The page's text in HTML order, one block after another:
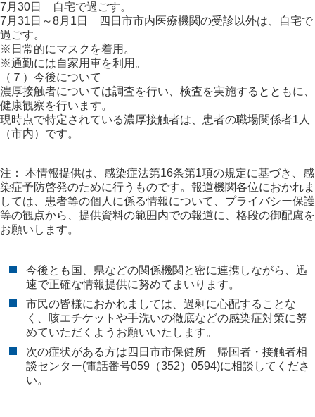
7月30日 自宅で過ごす。
7月31日～8月1日 四日市市内医療機関の受診以外は、自宅で
過ごす。
※日常的にマスクを着用。
※通勤には自家用車を利用。
（７）今後について
濃厚接触者については調査を行い、検査を実施するとともに、
健康観察を行います。
現時点で特定されている濃厚接触者は、患者の職場関係者1人
（市内）です。
注： 本情報提供は、感染症法第16条第1項の規定に基づき、感
染症予防啓発のために行うものです。報道機関各位におかれま
しては、患者等の個人に係る情報について、プライバシー保護
等の観点から、提供資料の範囲内での報道に、格段の御配慮を
お願いします。
今後とも国、県などの関係機関と密に連携しながら、迅
速で正確な情報提供に努めてまいります。
市民の皆様におかれましては、過剰に心配することな
く、咳エチケットや手洗いの徹底などの感染症対策に努
めていただくようお願いいたします。
次の症状がある方は四日市市保健所 帰国者・接触者相
談センター(電話番号059（352）0594)に相談してくださ
い。